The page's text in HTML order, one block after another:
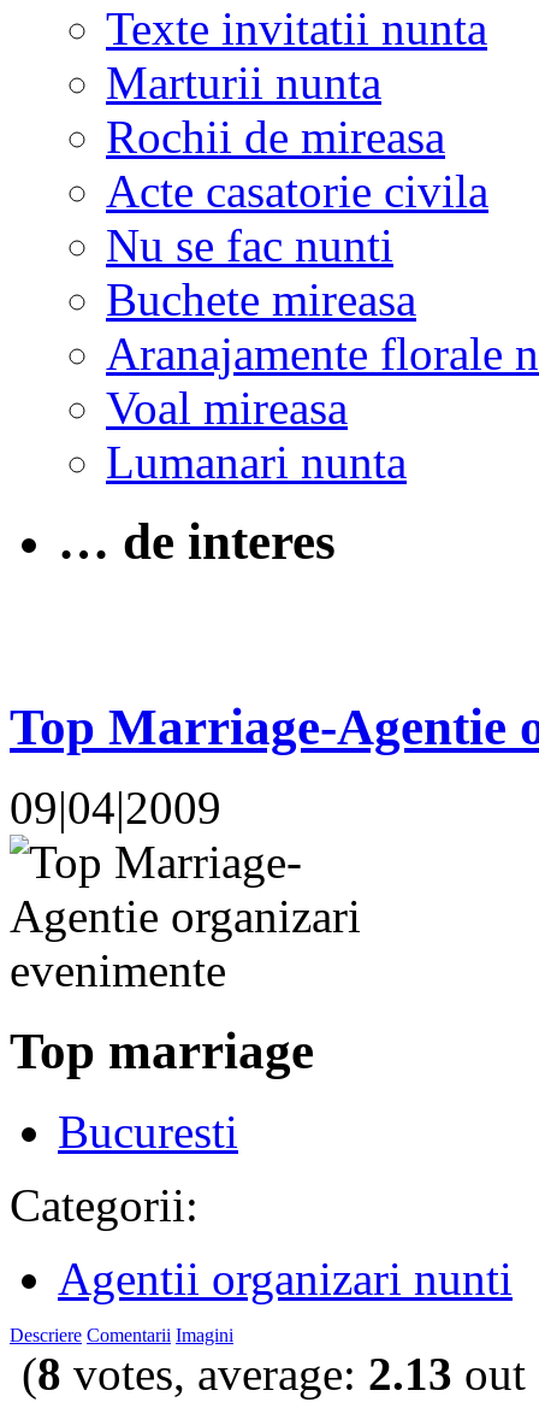
Texte invitatii nunta
Marturii nunta
Rochii de mireasa
Acte casatorie civila
Nu se fac nunti
Buchete mireasa
Aranajamente florale
Voal mireasa
Lumanari nunta
… de interes
Top Marriage-Agentie
09|04|2009
Top marriage
Bucuresti
Categorii:
Agentii organizari nunti
Descriere Comentarii Imagini
(8 votes, average: 2.13 out